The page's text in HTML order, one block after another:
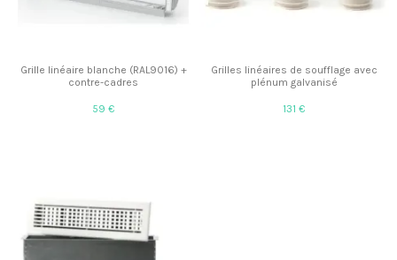
Grille linéaire blanche (RAL9016) +
contre-cadres
59 €
Grilles linéaires de soufflage avec
plénum galvanisé
131 €